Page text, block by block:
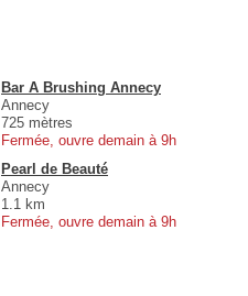
Bar A Brushing Annecy
Annecy
725 mètres
Fermée, ouvre demain à 9h
Pearl de Beauté
Annecy
1.1 km
Fermée, ouvre demain à 9h